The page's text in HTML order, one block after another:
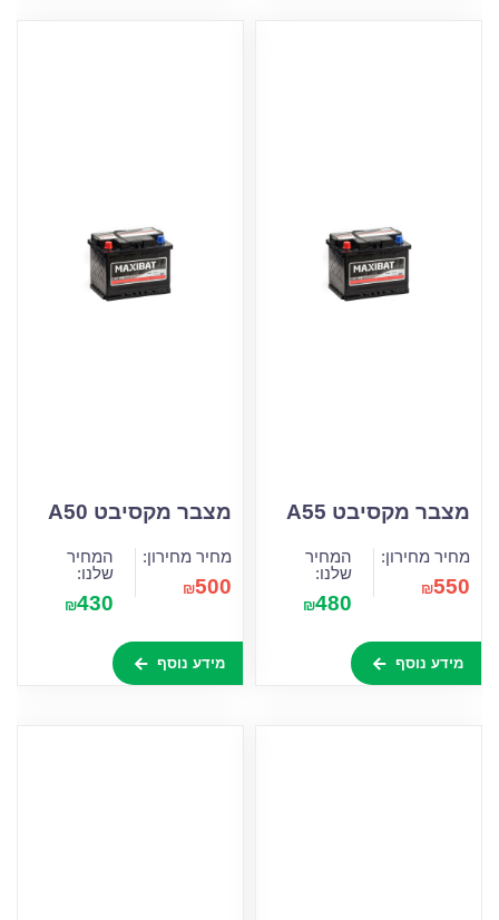
מצבר מקסיבט A55
מחיר מחירון:
₪550
המחיר
שלנו:
₪480
מידע נוסף
מצבר מקסיבט A50
מחיר מחירון:
₪500
המחיר
שלנו:
₪430
מידע נוסף